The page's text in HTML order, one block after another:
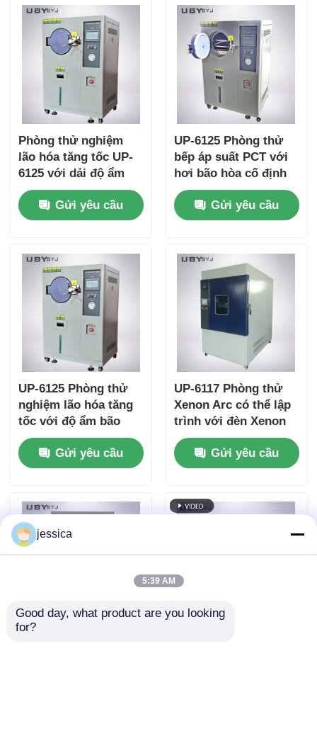
Phòng thử nghiệm
lão hóa tăng tốc UP-
6125 với dải độ ẩm
100%Rh, độ đồng đều
nhiệt độ ± 0,5oC và
dải nhiệt độ 105oC ~
nghiệm công nghiệp
điện tử
Gửi yêu cầu
UP-6125 Phòng thử
bếp áp suất PCT với
hơi bão hòa cố định
100% RH cho phạm vi
nhiệt độ 105 °C ~ 143
°C và áp suất làm
Gửi yêu cầu
UP-6125 Phòng thử
nghiệm lão hóa tăng
tốc với độ ẩm bão
hòa cố định 100% 105
°C ~ 143 °C Phạm vi
nhiệt độ và áp suất
0,30MPa
Gửi yêu cầu
UP-6117 Phòng thử
Xenon Arc có thể lập
trình với đèn Xenon
Long Arc làm mát
bằng không khí
2,5KW cho các thử
hợp với ISO và ASTM
Gửi yêu cầu
jessica
5:39 AM
Good day, what product are you looking
for?